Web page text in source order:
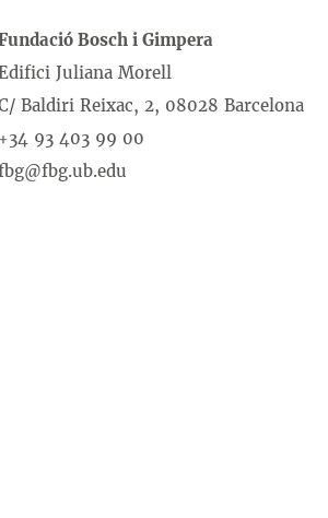
Bosch i Gimpera
Juliana Morell
Baldiri Reixac, 2, 08028 Barcelona
+34 93 403 99 00